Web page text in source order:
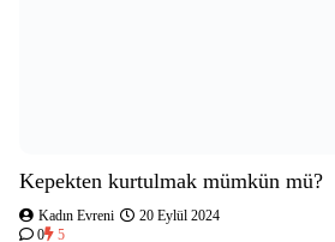
Kepekten kurtulmak mümkün mü?
Kadın Evreni
20 Eylül 2024
0
5